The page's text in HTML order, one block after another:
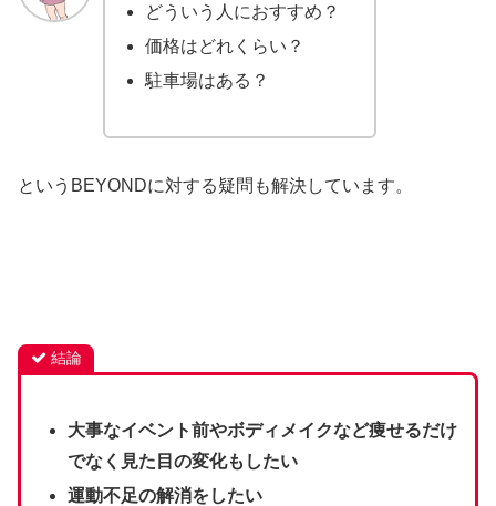
どういう人におすすめ？
価格はどれくらい？
駐車場はある？
というBEYONDに対する疑問も解決しています。
結論
大事なイベント前やボディメイクなど痩せるだけ
でなく見た目の変化もしたい
運動不足の解消をしたい